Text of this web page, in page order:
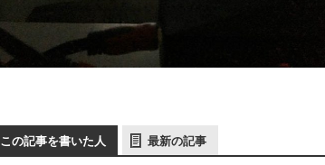
この記事を書いた人 最新の記事